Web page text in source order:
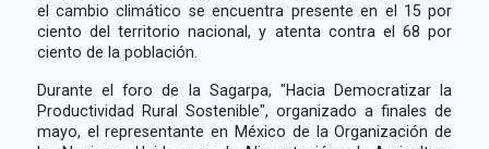
el cambio climático se encuentra presente en el 15 por
ciento del territorio nacional, y atenta contra el 68 por
ciento de la población.
Durante el foro de la Sagarpa, "Hacia Democratizar la
Productividad Rural Sostenible", organizado a finales de
mayo, el representante en México de la Organización de